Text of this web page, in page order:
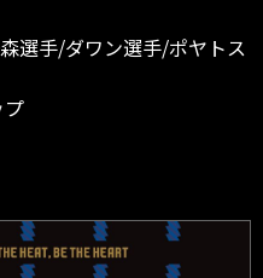
選手/ダワン選手/ポヤトス
プ